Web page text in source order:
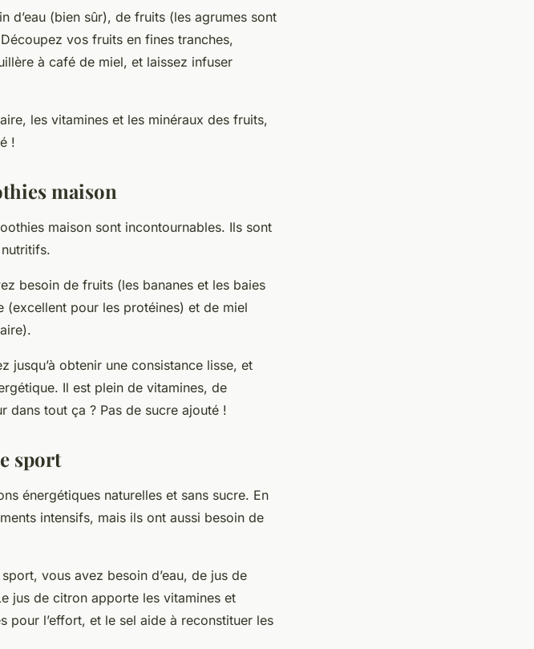
d’eau (bien sûr), de fruits (les agrumes sont
vos fruits en fines tranches,
à café de miel, et laissez infuser
les vitamines et les minéraux des fruits,
!
maison
maison sont incontournables. Ils sont
besoin de fruits (les bananes et les baies
(excellent pour les protéines) et de miel
jusqu’à obtenir une consistance lisse, et
Il est plein de vitamines, de
dans tout ça ? Pas de sucre ajouté !
sport
énergétiques naturelles et sans sucre. En
intensifs, mais ils ont aussi besoin de
vous avez besoin d’eau, de jus de
jus de citron apporte les vitamines et
pour l’effort, et le sel aide à reconstituer les